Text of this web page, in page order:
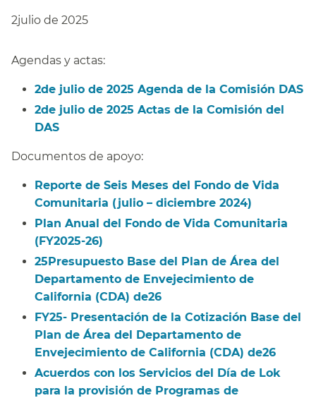
2julio de 2025​​
Agendas y actas:​​
2de julio de 2025 Agenda de la Comisión DAS​​
2de julio de 2025 Actas de la Comisión del
DAS​​
Documentos de apoyo:​​
Reporte de Seis Meses del Fondo de Vida
Comunitaria (julio – diciembre 2024)​​
Plan Anual del Fondo de Vida Comunitaria
(FY2025-26)​​
25Presupuesto Base del Plan de Área del
Departamento de Envejecimiento de
California (CDA) de26​​
FY25- Presentación de la Cotización Base del
Plan de Área del Departamento de
Envejecimiento de California (CDA) de26​​
Acuerdos con los Servicios del Día de Lok
para la provisión de Programas de